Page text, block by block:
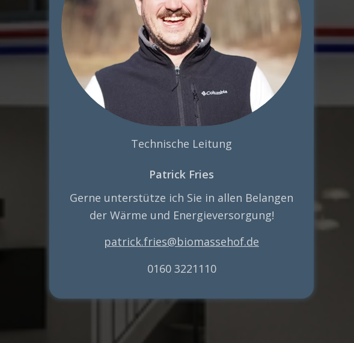
Technische Leitung
Patrick Fries
Gerne unterstütze ich Sie in allen Belangen
der Wärme und Energieversorgung!
patrick.fries@biomassehof.de
0160 3221110